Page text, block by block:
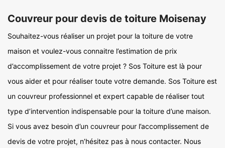
Couvreur pour devis de toiture Moisenay
Souhaitez-vous réaliser un projet pour la toiture de votre
maison et voulez-vous connaitre l’estimation de prix
d’accomplissement de votre projet ? Sos Toiture est là pour
vous aider et pour réaliser toute votre demande. Sos Toiture est
un couvreur professionnel et expert capable de réaliser tout
type d’intervention indispensable pour la toiture d’une maison.
Si vous avez besoin d’un couvreur pour l’accomplissement de
devis de votre projet, n’hésitez pas à nous contacter. Nous